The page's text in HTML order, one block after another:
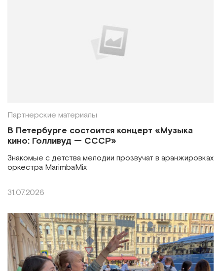
Партнерские материалы
В Петербурге состоится концерт «Музыка
кино: Голливуд — СССР»
Знакомые с детства мелодии прозвучат в аранжировках
оркестра MarimbaMix
31.07.2026